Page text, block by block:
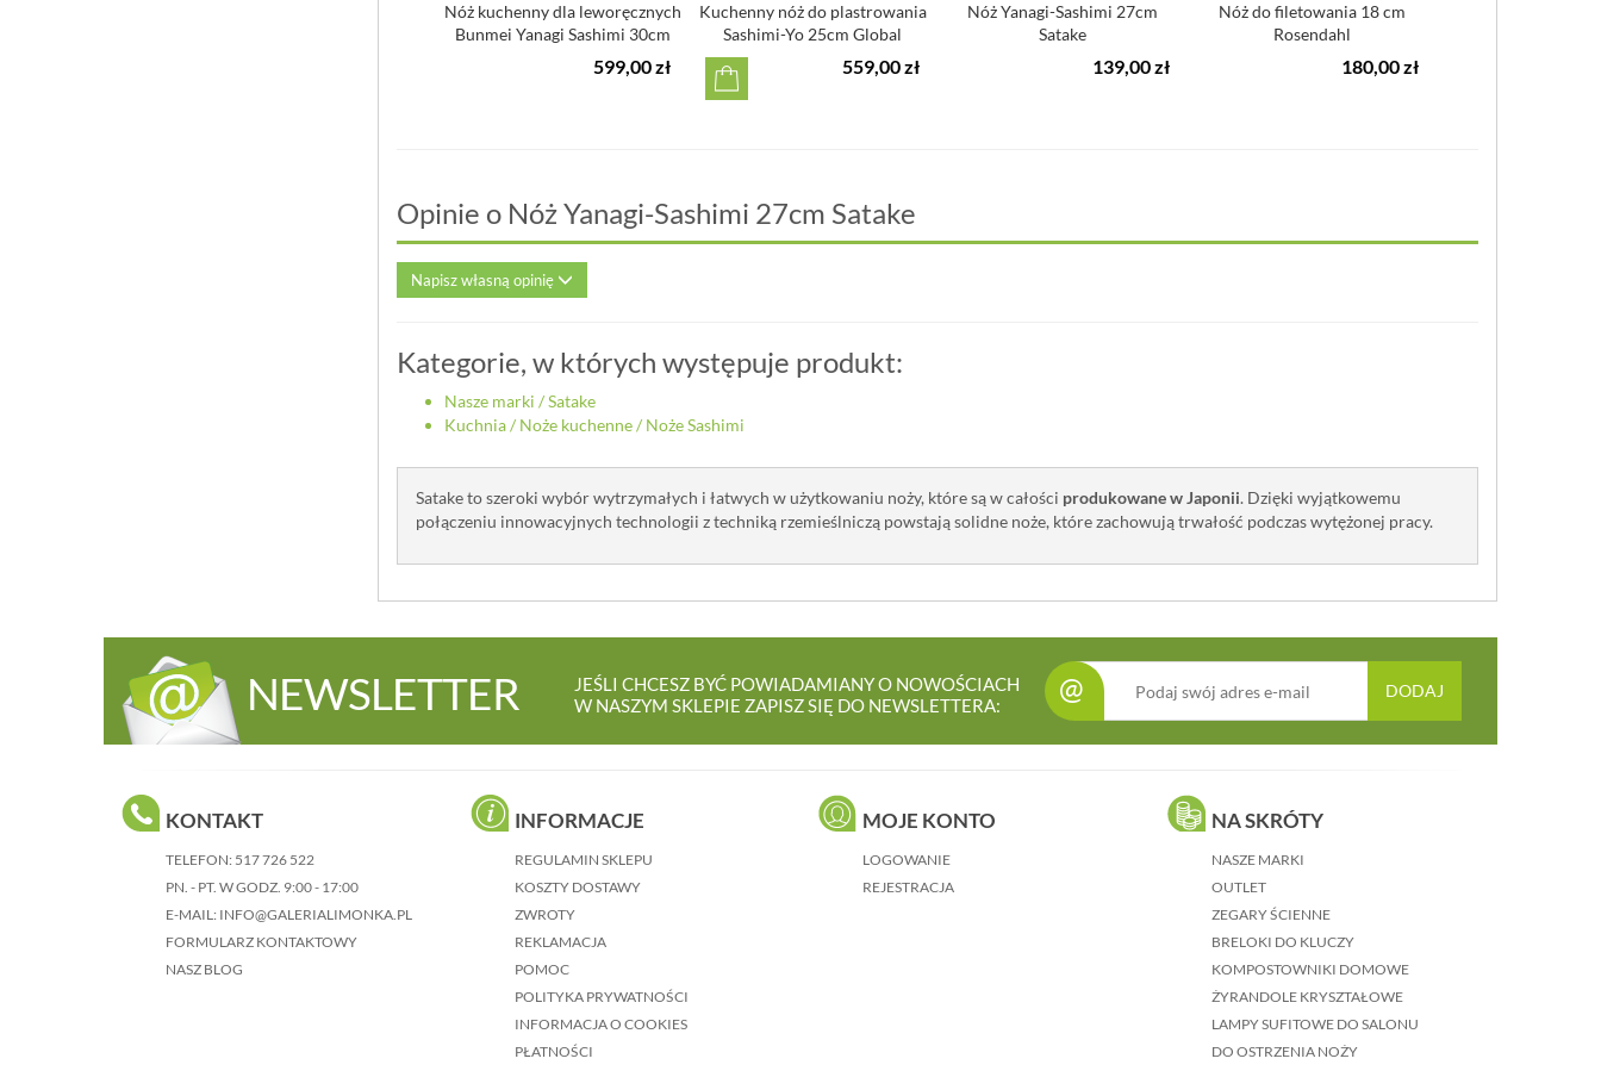
Nóż kuchenny dla leworęcznych
Bunmei Yanagi Sashimi 30cm
599,00 zł
Kuchenny nóż do plastrowania
Sashimi-Yo 25cm Global
559,00 zł
Nóż Yanagi-Sashimi 27cm
Satake
139,00 zł
Nóż do filetowania 18 cm
Rosendahl
180,00 zł
Opinie o Nóż Yanagi-Sashimi 27cm Satake
Napisz własną opinię
Kategorie, w których występuje produkt:
Nasze marki /Satake
Kuchnia/ Noże kuchenne/ Noże Sashimi
Satake to szeroki wybór wytrzymałych i łatwych w użytkowaniu noży, które są w całości produkowane w Japonii. Dzięki wyjątkowemu
połączeniu innowacyjnych technologii z techniką rzemieślniczą powstają solidne noże, które zachowują trwałość podczas wytężonej pracy.
NEWSLETTER
JEŚLI CHCESZ BYĆ POWIADAMIANY O NOWOŚCIACH
W NASZYM SKLEPIE ZAPISZ SIĘ DO NEWSLETTERA:
@ DODAJ
KONTAKT
TELEFON: 517 726 522
PN. - PT. W GODZ. 9:00 - 17:00
E-MAIL: INFO@GALERIALIMONKA.PL
FORMULARZ KONTAKTOWY
NASZ BLOG
INFORMACJE
REGULAMIN SKLEPU
KOSZTY DOSTAWY
ZWROTY
REKLAMACJA
POMOC
POLITYKA PRYWATNOŚCI
INFORMACJA O COOKIES
PŁATNOŚCI
MOJE KONTO
LOGOWANIE
REJESTRACJA
NA SKRÓTY
NASZE MARKI
OUTLET
ZEGARY ŚCIENNE
BRELOKI DO KLUCZY
KOMPOSTOWNIKI DOMOWE
ŻYRANDOLE KRYSZTAŁOWE
LAMPY SUFITOWE DO SALONU
DO OSTRZENIA NOŻY